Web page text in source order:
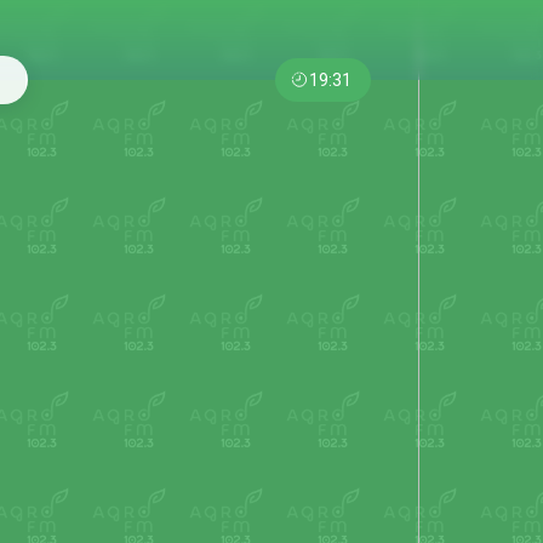
19:31